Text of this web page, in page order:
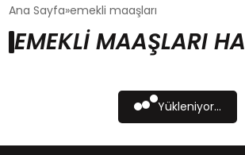
EKONOMİ
Ana Sayfa emekli maaşları
EMEKLI MAAŞLARI
Yükleniyor...